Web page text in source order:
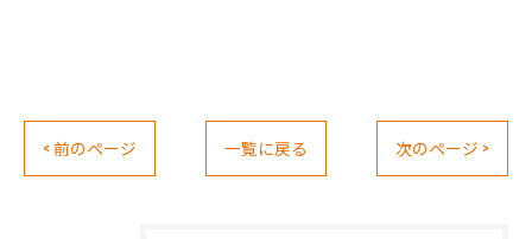
< 前のページ 一覧に戻る 次のページ >